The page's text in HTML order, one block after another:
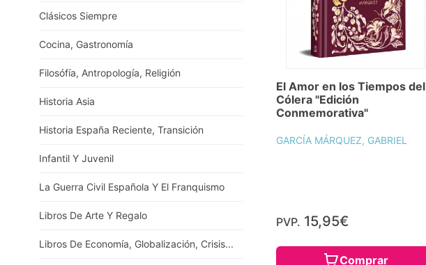
Clásicos Siempre
Cocina, Gastronomía
Filosófía, Antropología, Religión
Historia Asia
Historia España Reciente, Transición
Infantil Y Juvenil
La Guerra Civil Española Y El Franquismo
Libros De Arte Y Regalo
Libros De Economía, Globalización, Crisis...
El Amor en los Tiempos del
Cólera "Edición
Conmemorativa"
GARCÍA MÁRQUEZ, GABRIEL
PVP. 15,95€
Comprar